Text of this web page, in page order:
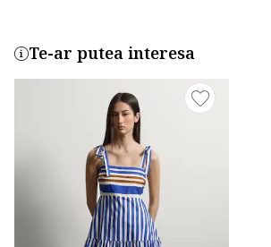
Te-ar putea interesa